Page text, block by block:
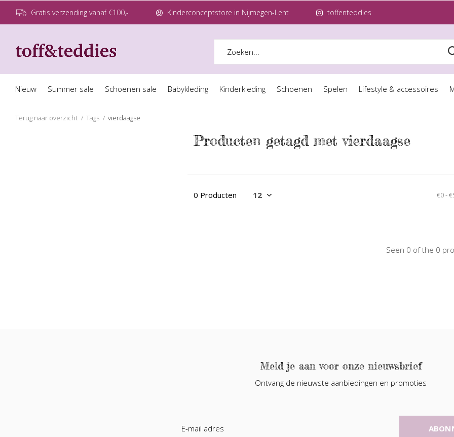
Nieuw Summer sale Schoenen sale Babykleding Kinderkleding Schoenen Spelen Lifestyle & accessoires
Gratis verzending vanaf €100,- Kinderconceptstore in Nijmegen-Lent toffenteddies
Terug naar overzicht Tags vierdaagse
Producten getagd met vierdaagse
0 Producten €0-
Seen 0 of the 0
Meld je aan voor onze nieuwsbrief
Ontvang de nieuwste aanbiedingen en promoties